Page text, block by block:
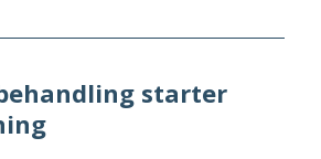
starter